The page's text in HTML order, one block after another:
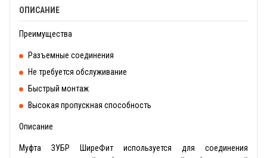
ОПИСАНИЕ
Преимущества
Разъемные соединения
Не требуется обслуживание
Быстрый монтаж
Высокая пропускная способность
Описание
Муфта ЗУБР ШиреФит используется для соединения